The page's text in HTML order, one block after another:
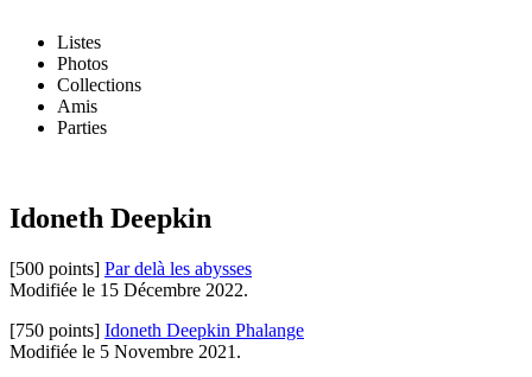
Listes
Photos
Collections
Amis
Parties
Idoneth Deepkin
[500 points] Par delà les abysses
Modifiée le 15 Décembre 2022.
[750 points] Idoneth Deepkin Phalange
Modifiée le 5 Novembre 2021.